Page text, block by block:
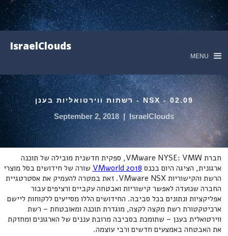
IsraelClouds
MENU
02.09 - NSX - רשתות ווירטואליות בענן
IsraelClouds
|
September 2, 2018
חברת VMware NYSE: VMW, ספקית חדשנית מובילה של תוכנה
ארגונית, הציגה היום בכנס VMworld 2018 שורה של חידושים בסל מוצרי
הרשת והקישוריות VMware NSX. זאת במטרה להעמיק את אסטרטגיית
החברה שנועדה לאפשר קישוריות ואבטחה עקביים ורציפים עבור
אפליקציות ונתונים בכל סביבה. החידושים הללו מסייעים ללקוחות ליישם
ארכיטקטורת רשת מקצה לקצה, מוגדרת תוכנה ומאובטחת – רשת
ווירטואלית בענן – שתומכת בסביבה מרובת עננים של הארגונים ומחזקת
את האבטחה באמצעים חדשים ורבי עוצמה.